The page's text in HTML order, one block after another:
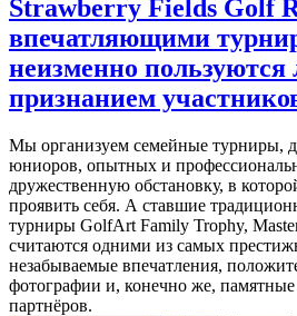
Strawberry Fields Golf
впечатляющими
неизменно
признанием
Мы организуем семейные турниры,
юниоров, опытных и
дружественную обстановку, в
проявить себя. А ставшие
турниры GolfArt Family Trophy,
считаются одними из самых
незабываемые впечатления,
фотографии и, конечно же,
партнёров.